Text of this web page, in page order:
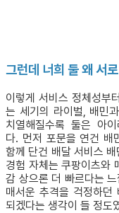
그런데 너희 둘 왜 서
이렇게 서비스 정체성부
는 세기의 라이벌, 배민
치열해질수록 둘은 아
다. 먼저 포문을 연건 배
함께 단건 배달 서비스
경험 자체는 쿠팡이츠와
감 상으론 더 빠르다는
매서운 추격을 걱정하던
되겠다는 생각이 들 정도